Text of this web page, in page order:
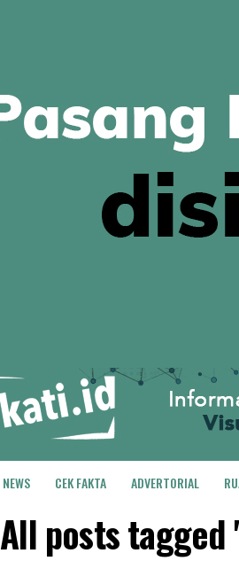
NEWS CEK FAKTA ADVERTORIAL
All posts